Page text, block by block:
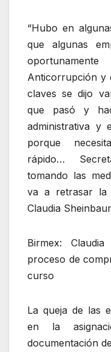
“Hubo en
que algunas
Anticorrupción y
claves se dijo
que pasó y
administrativa y
porque
rápido…
tomando las
va a retrasar la
Claudia
Birmex:
proceso de
curso
La queja de las
en la
documentación